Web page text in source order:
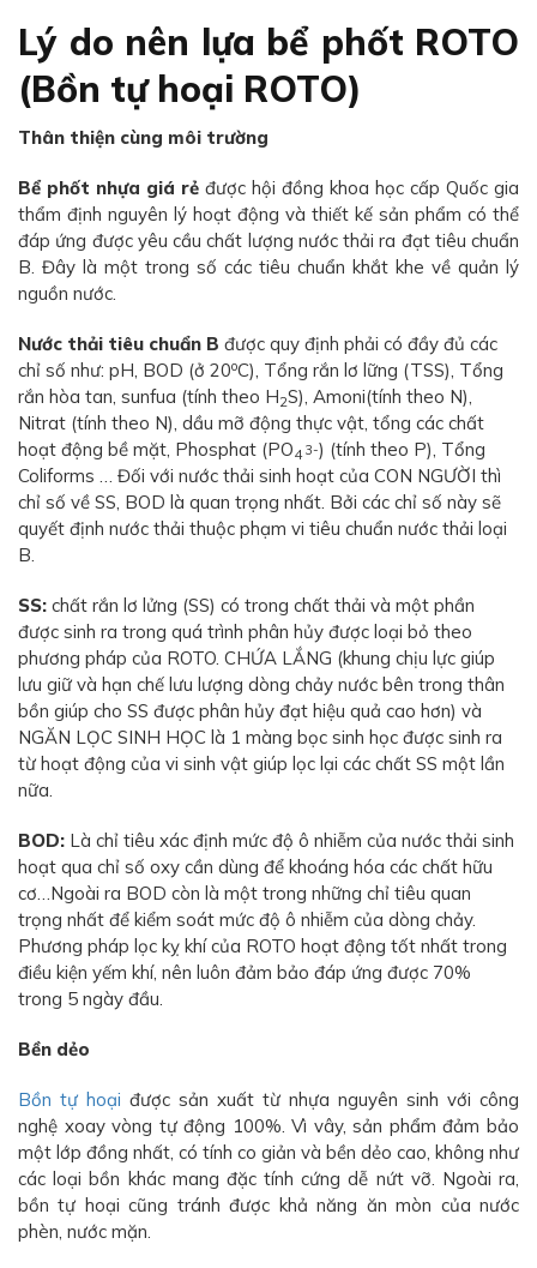
Lý do nên lựa bể phốt ROTO
(Bồn tự hoại ROTO)
Thân thiện cùng môi trường
Bể phốt nhựa giá rẻ được hội đồng khoa học cấp Quốc gia
thẩm định nguyên lý hoạt động và thiết kế sản phẩm có thể
đáp ứng được yêu cầu chất lượng nước thải ra đạt tiêu chuẩn
B. Đây là một trong số các tiêu chuẩn khắt khe về quản lý
nguồn nước.
Nước thải tiêu chuẩn B được quy định phải có đầy đủ các
chỉ số như: pH, BOD (ở 20oC), Tổng rắn lơ lững (TSS), Tổng
rắn hòa tan, sunfua (tính theo H2S), Amoni(tính theo N),
Nitrat (tính theo N), dầu mỡ động thực vật, tổng các chất
hoạt động bề mặt, Phosphat (PO4 3-) (tính theo P), Tổng
Coliforms … Đối với nước thải sinh hoạt của CON NGƯỜI thì
chỉ số về SS, BOD là quan trọng nhất. Bởi các chỉ số này sẽ
quyết định nước thải thuộc phạm vi tiêu chuẩn nước thải loại
B.
SS: chất rắn lơ lửng (SS) có trong chất thải và một phần
được sinh ra trong quá trình phân hủy được loại bỏ theo
phương pháp của ROTO. CHỨA LẮNG (khung chịu lực giúp
lưu giữ và hạn chế lưu lượng dòng chảy nước bên trong thân
bồn giúp cho SS được phân hủy đạt hiệu quả cao hơn) và
NGĂN LỌC SINH HỌC là 1 màng bọc sinh học được sinh ra
từ hoạt động của vi sinh vật giúp lọc lại các chất SS một lần
nữa.
BOD: Là chỉ tiêu xác định mức độ ô nhiễm của nước thải sinh
hoạt qua chỉ số oxy cần dùng để khoáng hóa các chất hữu
cơ…Ngoài ra BOD còn là một trong những chỉ tiêu quan
trọng nhất để kiểm soát mức độ ô nhiễm của dòng chảy.
Phương pháp lọc kỵ khí của ROTO hoạt động tốt nhất trong
điều kiện yếm khí, nên luôn đảm bảo đáp ứng được 70%
trong 5 ngày đầu.
Bền dẻo
Bồn tự hoại được sản xuất từ nhựa nguyên sinh với công
nghệ xoay vòng tự động 100%. Vì vây, sản phẩm đảm bảo
một lớp đồng nhất, có tính co giản và bền dẻo cao, không như
các loại bồn khác mang đặc tính cứng dễ nứt vỡ. Ngoài ra,
bồn tự hoại cũng tránh được khả năng ăn mòn của nước
phèn, nước mặn.